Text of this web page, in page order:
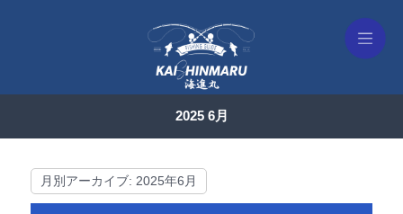
2025 6月
月別アーカイブ: 2025年6月